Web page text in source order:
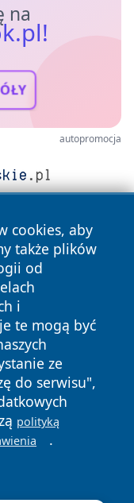
na
autopromocja
cookies, aby
także plików
od
i
te mogą być
ze
do serwisu",
polityką
.
prawa
Polityka
Cookies